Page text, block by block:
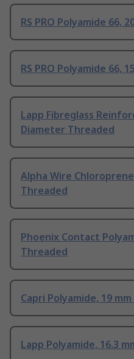
RS PRO Polyamide 66,
RS PRO Polyamide 66,
Lapp Fibreglass
Diameter Threaded
Alpha Wire
Threaded
Phoenix Contact
Threaded
Capri Polyamide, 19
Lapp Polyamide, 16.3